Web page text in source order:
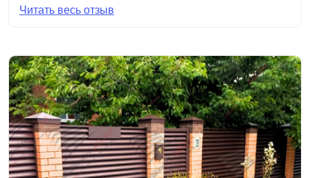
Читать весь отзыв